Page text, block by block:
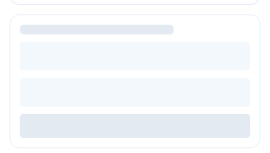
Ceai
Bacanie
Despre noi
Livrare